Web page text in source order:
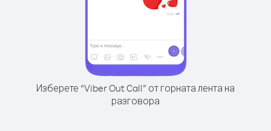
Изберете “Viber Out Call” от горната лента на
разговора